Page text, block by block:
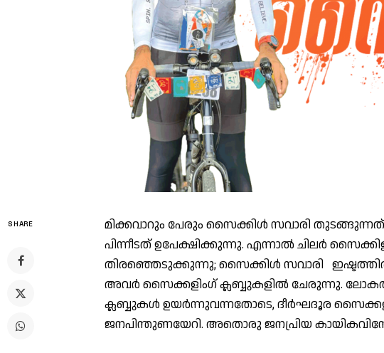
SHARE
മിക്കവാറും പേരും സൈക്കിള്‍ സവാരി
പിന്നീടത് ഉപേക്ഷിക്കുന്നു. എന്നാല്‍ ചിലര്‍
തിരഞ്ഞെടുക്കുന്നു; സൈക്കിള്‍ സവാരി ഇഷ്ടത്തില്‍
അവര്‍ സൈക്കളിംഗ് ക്ലബ്ബുകളില്‍ ചേരുന്നു.
ക്ലബ്ബുകള്‍ ഉയര്‍ന്നുവന്നതോടെ, ദീര്‍ഘദൂര
ജനപിന്തുണയേറി. അതൊരു ജനപ്രിയ